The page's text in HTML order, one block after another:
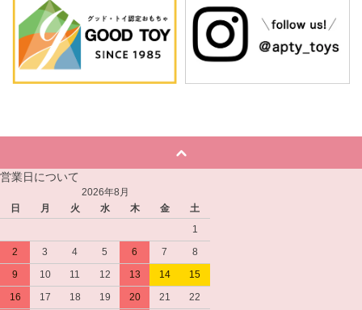
営業日について
2026年8月
日
月 火 水 木 金
土
1
2
3 4 5 6 7
8
9
10 11 12 13 14
15
16
17 18 19 20 21
22